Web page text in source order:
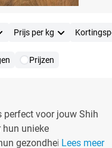
Prijs per kg
Prijzen
perfect voor jouw Shih
unieke
gezondheid en vacht.
Lees meer